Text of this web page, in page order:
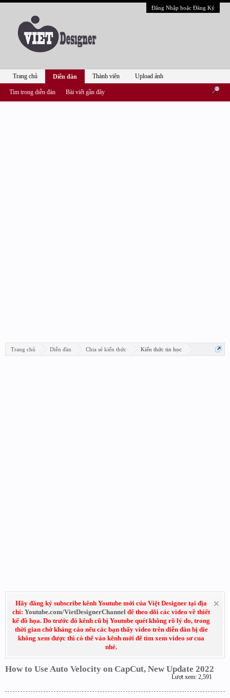
Đăng Nhập hoặc Đăng Ký
Trang chủ Diễn đàn Chia sẻ kiến thức Kiến thức tin học
Hãy đăng ký subscribe kênh Youtube mới của Việt Designer tại địa
chỉ: Youtube.com/VietDesignerChannel để theo dõi các video về thiết
kế đồ họa. Do trước đó kênh cũ bị Youtube quét không rõ lý do, trong
thời gian chờ kháng cáo nếu các bạn thấy video trên diễn đàn bị die
không xem được thì có thể vào kênh mới để tìm xem video sơ cua
nhé.
How to Use Auto Velocity on CapCut, New Update 2022
Lượt xem: 2,591
Trang chủ Diễn đàn
Tìm trong diễn đàn Bài viết gần đây
Thành viên Upload ảnh